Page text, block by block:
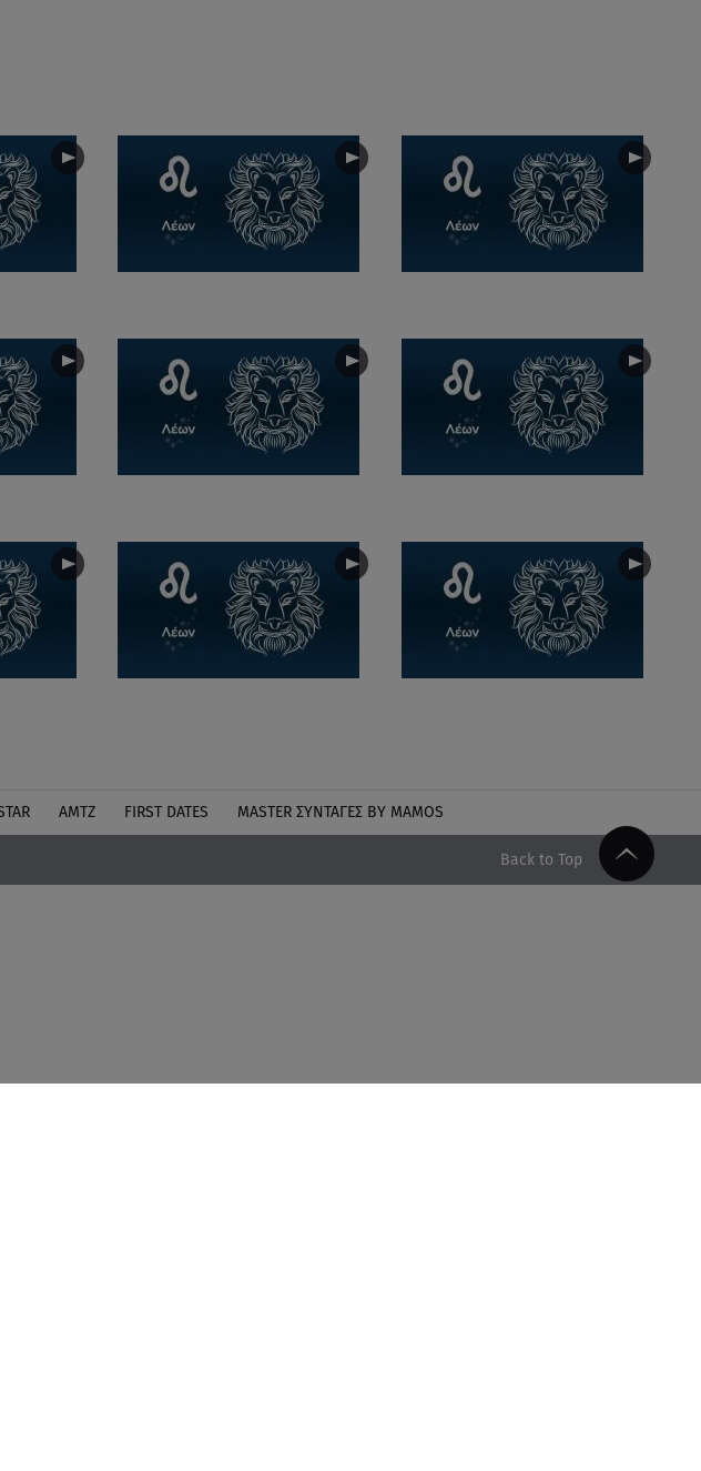
ΑΜΤΖ FIRST DATES MASTER ΣΥΝΤΑΓΈΣ BY MAMOS
Back to Top